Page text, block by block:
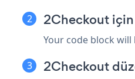
2Checkout
Your code block
2Checkout